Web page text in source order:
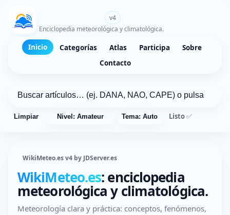
v4
Enciclopedia meteorológica y climatológica.
Inicio Categorías Atlas Participa
Sobre
Contacto
Limpiar Nivel: Amateur Tema: Auto Listo ✅
WikiMeteo.es v4 by JDServer.es
WikiMeteo.es: enciclopedia
meteorológica y climatológica.
Meteorología clara y práctica: conceptos, fenómenos,